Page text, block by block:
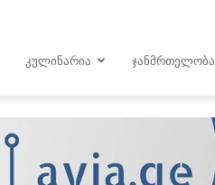
ᲙᲣᲚᲘᲜᲐᲠᲘᲐ ᲯᲐᲜᲛᲠᲗᲔᲚᲝᲑᲐ